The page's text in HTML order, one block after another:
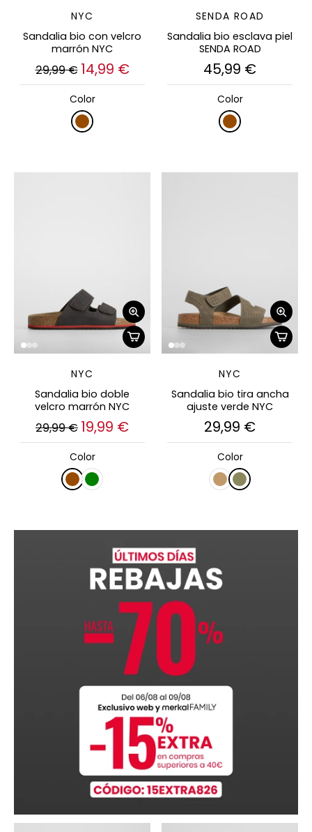
NYC
Sandalia bio con velcro
marrón NYC
29,99 € 14,99 €
Color
SENDA ROAD
Sandalia bio esclava piel
SENDA ROAD
45,99 €
Color
NYC
Sandalia bio doble
velcro marrón NYC
29,99 € 19,99 €
Color
NYC
Sandalia bio tira ancha
ajuste verde NYC
29,99 €
Color